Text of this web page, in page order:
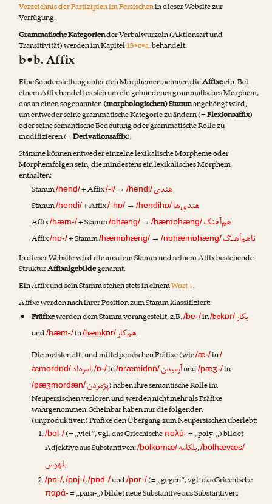
Verzeichnis der Partizipien im Persischenin dieser Website zur
Verfügung.
Grammatische Kategoriender Verbalwurzeln (Aktionsart und
Transitivität) werden im Kapitel13•c•a.behandelt.
b•b. Affix
Eine Sonderstellung unter den Morphemen nehmen dieAffixeein. Bei
einem Affix handelt es sich um ein gebundenes grammatisches Morphem,
das an einen sogenannten(morphologischen) Stammangehängt wird,
um entweder seine grammatische Kategorie zu ändern (=Flexionsaffix)
oder seine semantische Bedeutung oder grammatische Rolle zu
modifizieren (=Derivationsaffix).
Stämme können entweder einzelne lexikalische Morpheme oder
Morphemfolgen sein, die mindestens ein lexikalisches Morphem
enthalten:
Stamm/hend/+ Affix/-i/ →/hendi/هندی
Stamm/hendi/+ Affix/-hɒ/ →/hendihɒ/هندی‌ها
Affix/hæm-/+ Stamm/ɒhæng/ →/hæmɒhæng/هم‌آهنگ
Affix/nɒ-/+ Stamm/hæmɒhæng/ →/nɒhæmɒhæng/ناهم‌آهنگ
In dieser Website wird die aus dem Stamm und seinem Affix bestehende
StrukturAffixalgebildegenannt.
Ein Affix und sein Stamm stehen stets in einemWort ↓.
Affixe werden nach ihrer Position zum Stamm klassifiziert:
Präfixewerden dem Stamm vorangestellt, z.B./be-/in/bekɒr/بکار
und/hæm-/in/hæmkɒr/هم‌کار.
Die meisten alt- und mittelpersischen Präfixe (wie/æ-/in/
æmordɒd/امرداد,/ɒ-/in/ɒræmidɒn/آرمیدنund/pæʒ-/in
/pæʒmordæn/پژمردن) haben ihre semantische Rolle im
Neupersischen verloren und werden nicht mehr als Präfixe
wahrgenommen. Scheinbar haben nur die folgenden
(unproduktiven) Präfixe den Übergang zum Neupersischen überlebt:
/bol-/(= „viel“, vgl. das Griechischeπολύ-= „poly-„) bildet
Adjektive aus Substantiven:/bolkɒmæ/بلکامه,/bolhævæs/
بلهوس
/pɒ-/,/pɒj-/,/pɒd-/und/pɒr-/(= „gegen“, vgl. das Griechische
παρά-= „para-„) bildet neue Substantive aus Substantiven: